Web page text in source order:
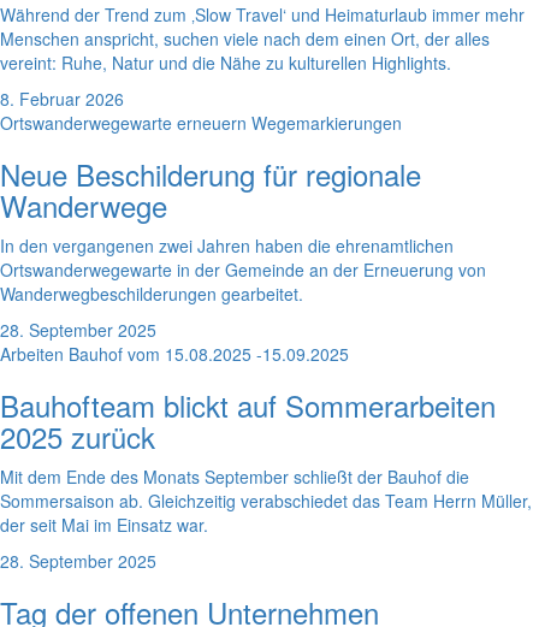
Während der Trend zum ‚Slow Travel‘ und Heimaturlaub immer mehr
Menschen anspricht, suchen viele nach dem einen Ort, der alles
vereint: Ruhe, Natur und die Nähe zu kulturellen Highlights.
8. Februar 2026
Ortswanderwegewarte erneuern Wegemarkierungen
Neue Beschilderung für regionale
Wanderwege
In den vergangenen zwei Jahren haben die ehrenamtlichen
Ortswanderwegewarte in der Gemeinde an der Erneuerung von
Wanderwegbeschilderungen gearbeitet.
28. September 2025
Arbeiten Bauhof vom 15.08.2025 -15.09.2025
Bauhofteam blickt auf Sommerarbeiten
2025 zurück
Mit dem Ende des Monats September schließt der Bauhof die
Sommersaison ab. Gleichzeitig verabschiedet das Team Herrn Müller,
der seit Mai im Einsatz war.
28. September 2025
Tag der offenen Unternehmen